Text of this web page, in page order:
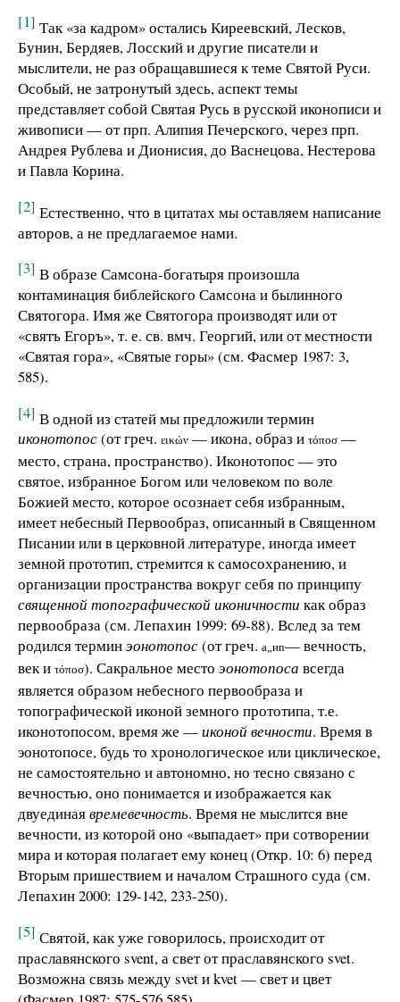
[1] Так «за кадром» остались Киреевский, Лесков,
Бунин, Бердяев, Лосский и другие писатели и
мыслители, не раз обращавшиеся к теме Святой Руси.
Особый, не затронутый здесь, аспект темы
представляет собой Святая Русь в русской иконописи и
живописи — от прп. Алипия Печерского, через прп.
Андрея Рублева и Дионисия, до Васнецова, Нестерова
и Павла Корина.
[2] Естественно, что в цитатах мы оставляем написание
авторов, а не предлагаемое нами.
[3] В образе Самсона-богатыря произошла
контаминация библейского Самсона и былинного
Святогора. Имя же Святогора производят или от
«святъ Егоръ», т. е. св. вмч. Георгий, или от местности
«Святая гора», «Святые горы» (см. Фасмер 1987: 3,
585).
[4] В одной из статей мы предложили термин
иконотопос(от греч. εικών — икона, образ и τόποσ —
место, страна, пространство). Иконотопос — это
святое, избранное Богом или человеком по воле
Божией место, которое осознает себя избранным,
имеет небесный Первообраз, описанный в Священном
Писании или в церковной литературе, иногда имеет
земной прототип, стремится к самосохранению, и
организации пространства вокруг себя по принципу
священной топографической иконичности как образ
первообраза (см. Лепахин 1999: 69-88). Вслед за тем
родился терминэонотопос(от греч. a„иn— вечность,
век и τόποσ). Сакральное место эонотопоса всегда
является образом небесного первообраза и
топографической иконой земного прототипа, т.е.
иконотопосом, время же —иконой вечности. Время в
эонотопосе, будь то хронологическое или циклическое,
не самостоятельно и автономно, но тесно связано с
вечностью, оно понимается и изображается как
двуединаявремевечность. Время не мыслится вне
вечности, из которой оно «выпадает» при сотворении
мира и которая полагает ему конец (Откр. 10: 6) перед
Вторым пришествием и началом Страшного суда (см.
Лепахин 2000: 129-142, 233-250).
[5] Святой, как уже говорилось, происходит от
праславянского svent, а свет от праславянского svet.
Возможна связь между svet и kvet — свет и цвет